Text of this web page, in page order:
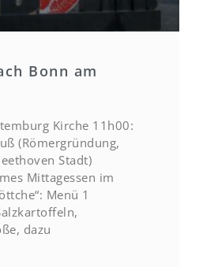
Bonn am
Kirche 11h00:
(Römergründung,
Stadt)
Mittagessen im
Menü 1
dazu